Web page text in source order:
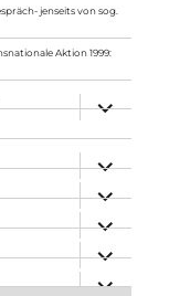
jenseits von sog.
Aktion 1999:
anzeigen
anzeigen
anzeigen
anzeigen
anzeigen